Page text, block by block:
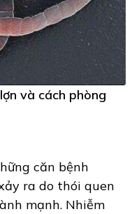
và cách phòng
căn bệnh
ra do thói quen
mạnh. Nhiễm